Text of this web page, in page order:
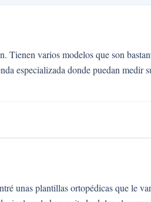
Tienen varios modelos que son
especializada donde puedan medir
unas plantillas ortopédicas que le